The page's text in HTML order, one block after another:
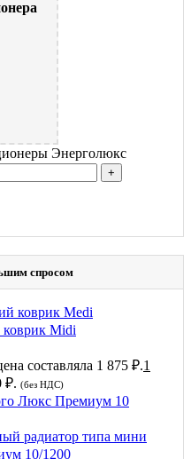
Энерголюкс
спросом
Midi
составляла 1 875 ₽.1
₽. (без НДС)
радиатор типа мини
10/1200